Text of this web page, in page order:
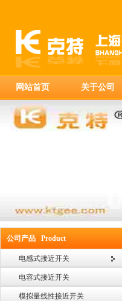
网站首页 关于公司
公司产品 Product
电感式接近开关
电容式接近开关
模拟量线性接近开关